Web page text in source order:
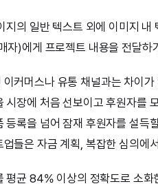
지의 일반 텍스트 외에 이미지
자)에게 프로젝트 내용을 전달
커머스나 유통 채널과는 차이
시장에 처음 선보이고 후원자를
등록을 넘어 잠재 후원자를 설득
들은 자금 계획, 복잡한 심의에
평균 84% 이상의 정확도로 소